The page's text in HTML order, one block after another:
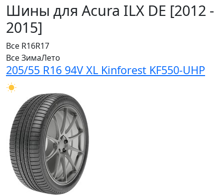
Шины для Acura ILX DE [2012 -
2015]
Все R16R17
ВсеЗимаЛето
205/55 R16 94V XL Kinforest KF550-UHP